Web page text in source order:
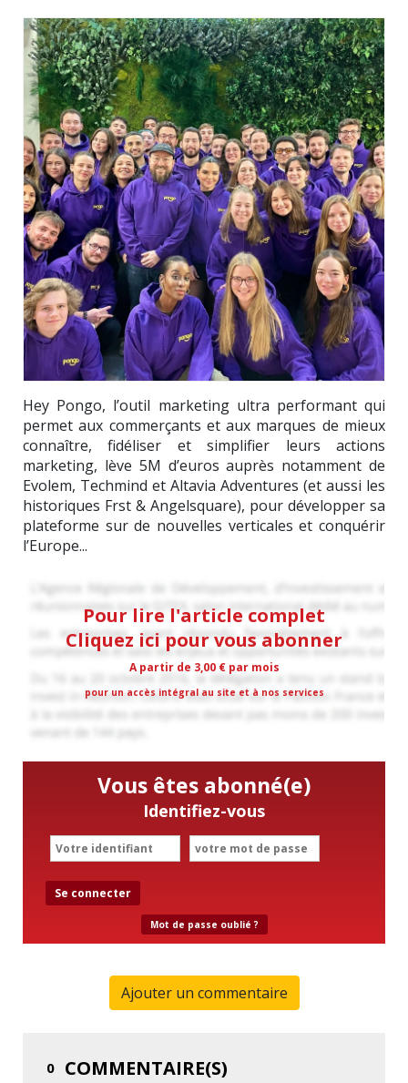
Hey Pongo, l’outil marketing ultra performant qui
permet aux commerçants et aux marques de mieux
connaître, fidéliser et simplifier leurs actions
marketing, lève 5M d’euros auprès notamment de
Evolem, Techmind et Altavia Adventures (et aussi les
historiques Frst & Angelsquare), pour développer sa
plateforme sur de nouvelles verticales et conquérir
l’Europe...
Pour lire l'article complet
Cliquez ici pour vous abonner
A partir de 3,00 € par mois
pour un accès intégral au site et à nos services
Vous êtes abonné(e)
Identifiez-vous
Se connecter
Mot de passe oublié ?
Ajouter un commentaire
0 COMMENTAIRE(S)